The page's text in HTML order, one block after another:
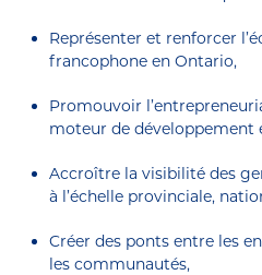
Représenter et renforcer
francophone en Ontario,
Promouvoir
moteur de développement
Accroître la visibilité des
à l’échelle provinciale,
Créer des ponts entre les
les communautés,